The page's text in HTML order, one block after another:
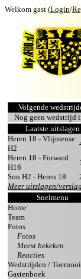
Welkom gast (Login/
Volgende
Nog geen wedstrijd
Laatste uitslagen
Heren 18 - Vlijmense
H2
Heren 18 - Forward
H16
Son H2 - Heren 18
Meer uitslagen/
Snelmenu
Home
Team
Fotos
Fotos
Meest bekeken
Reacties
Wedstrijden /
Gastenboek